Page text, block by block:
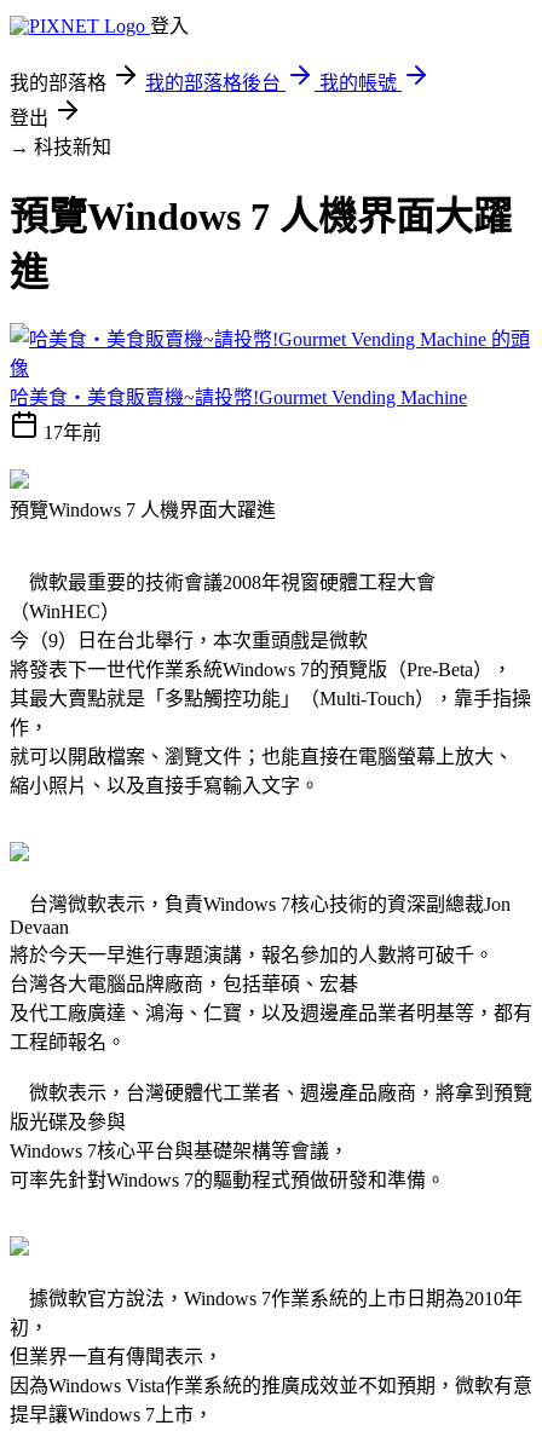
登入
我的部落格 我的部落格後台
我的帳號
登出
→ 科技新知
預覽Windows 7 人機界面大躍
進
哈美食‧美食販賣機~請投幣!Gourmet Vending Machine
17年前
預覽Windows 7 人機界面大躍進
微軟最重要的技術會議2008年視窗硬體工程大會
（WinHEC）
今（9）日在台北舉行，本次重頭戲是微軟
將發表下一世代作業系統Windows 7的預覽版（Pre-Beta），
其最大賣點就是「多點觸控功能」（Multi-Touch），靠手指操
作，
就可以開啟檔案、瀏覽文件；也能直接在電腦螢幕上放大、
縮小照片、以及直接手寫輸入文字。
台灣微軟表示，負責Windows 7核心技術的資深副總裁Jon
Devaan
將於今天一早進行專題演講，報名參加的人數將可破千。
台灣各大電腦品牌廠商，包括華碩、宏碁
及代工廠廣達、鴻海、仁寶，以及週邊產品業者明基等，都有
工程師報名。
微軟表示，台灣硬體代工業者、週邊產品廠商，將拿到預覽
版光碟及參與
Windows 7核心平台與基礎架構等會議，
可率先針對Windows 7的驅動程式預做研發和準備。
據微軟官方說法，Windows 7作業系統的上市日期為2010年
初，
但業界一直有傳聞表示，
因為Windows Vista作業系統的推廣成效並不如預期，微軟有意
提早讓Windows 7上市，